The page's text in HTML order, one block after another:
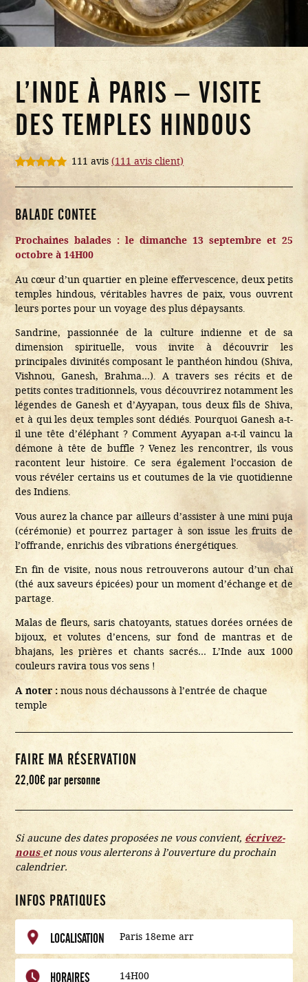
L’INDE À PARIS – VISITE
DES TEMPLES HINDOUS
Noté
4.92
sur 5
111
client
111 avis (111 avis client)
BALADE CONTEE
Prochaines balades : le dimanche 13 septembre et 25
octobre à 14H00
Au cœur d’un quartier en pleine effervescence, deux petits
temples hindous, véritables havres de paix, vous ouvrent
leurs portes pour un voyage des plus dépaysants.
Sandrine, passionnée de la culture indienne et de sa
dimension spirituelle, vous invite à découvrir les
principales divinités composant le panthéon hindou (Shiva,
Vishnou, Ganesh, Brahma…). A travers ses récits et de
petits contes traditionnels, vous découvrirez notamment les
légendes de Ganesh et d’Ayyapan, tous deux fils de Shiva,
et à qui les deux temples sont dédiés. Pourquoi Ganesh a-t-
il une tête d’éléphant ? Comment Ayyapan a-t-il vaincu la
démone à tête de buffle ? Venez les rencontrer, ils vous
racontent leur histoire. Ce sera également l’occasion de
vous révéler certains us et coutumes de la vie quotidienne
des Indiens.
Vous aurez la chance par ailleurs d’assister à une mini puja
(cérémonie) et pourrez partager à son issue les fruits de
l’offrande, enrichis des vibrations énergétiques.
En fin de visite, nous nous retrouverons autour d’un chaï
(thé aux saveurs épicées) pour un moment d’échange et de
partage.
Malas de fleurs, saris chatoyants, statues dorées ornées de
bijoux, et volutes d’encens, sur fond de mantras et de
bhajans, les prières et chants sacrés… L’Inde aux 1000
couleurs ravira tous vos sens !
A noter : nous nous déchaussons à l’entrée de chaque
temple
FAIRE MA RÉSERVATION
22,00€par personne
Si aucune des dates proposées ne vous convient, écrivez-
nous et nous vous alerterons à l’ouverture du prochain
calendrier.
INFOS PRATIQUES
LOCALISATION Paris 18eme arr
HORAIRES 14H00